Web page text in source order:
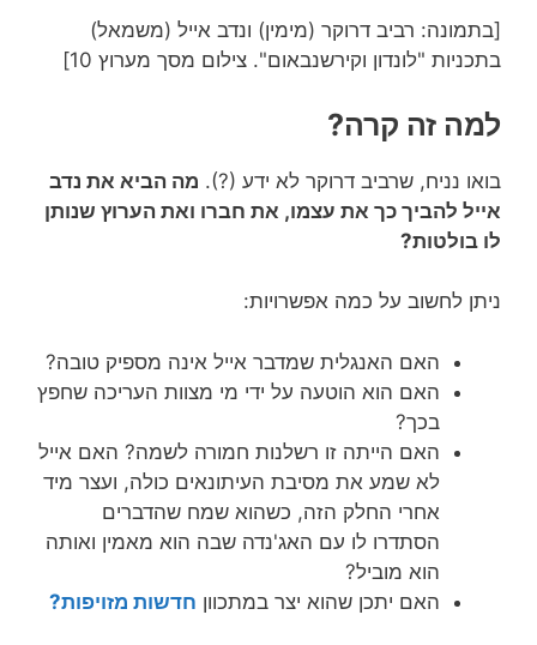
[בתמונה: רביב דרוקר (מימין) ונדב אייל (משמאל)
בתכניות "לונדון וקירשנבאום". צילום מסך מערוץ 10]
למה זה קרה?
בואו נניח, שרביב דרוקר לא ידע (?). מה הביא את נדב
אייל להביך כך את עצמו, את חברו ואת הערוץ שנותן
לו בולטות?
ניתן לחשוב על כמה אפשרויות:
האם האנגלית שמדבר אייל אינה מספיק טובה?
האם הוא הוטעה על ידי מי מצוות העריכה שחפץ
בכך?
האם הייתה זו רשלנות חמורה לשמה? האם אייל
לא שמע את מסיבת העיתונאים כולה, ועצר מיד
אחרי החלק הזה, כשהוא שמח שהדברים
הסתדרו לו עם האג'נדה שבה הוא מאמין ואותה
הוא מוביל?
האם יתכן שהוא יצר במתכוון חדשות מזויפות?